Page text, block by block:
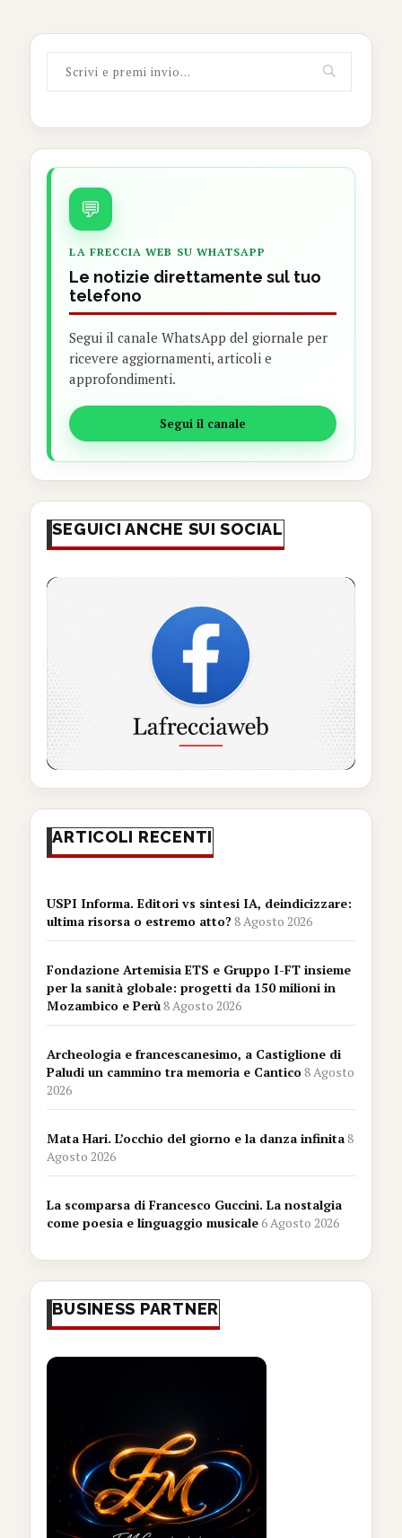
💬
LA FRECCIA WEB SU WHATSAPP
Le notizie direttamente sul tuo
telefono
Segui il canale WhatsApp del giornale per
ricevere aggiornamenti, articoli e
approfondimenti.
Segui il canale
SEGUICI ANCHE SUI SOCIAL
ARTICOLI RECENTI
USPI Informa. Editori vs sintesi IA, deindicizzare:
ultima risorsa o estremo atto?8 Agosto 2026
Fondazione Artemisia ETS e Gruppo I-FT insieme
per la sanità globale: progetti da 150 milioni in
Mozambico e Perù8 Agosto 2026
Archeologia e francescanesimo, a Castiglione di
Paludi un cammino tra memoria e Cantico8 Agosto
2026
Mata Hari. L’occhio del giorno e la danza infinita8
Agosto 2026
La scomparsa di Francesco Guccini. La nostalgia
come poesia e linguaggio musicale6 Agosto 2026
BUSINESS PARTNER